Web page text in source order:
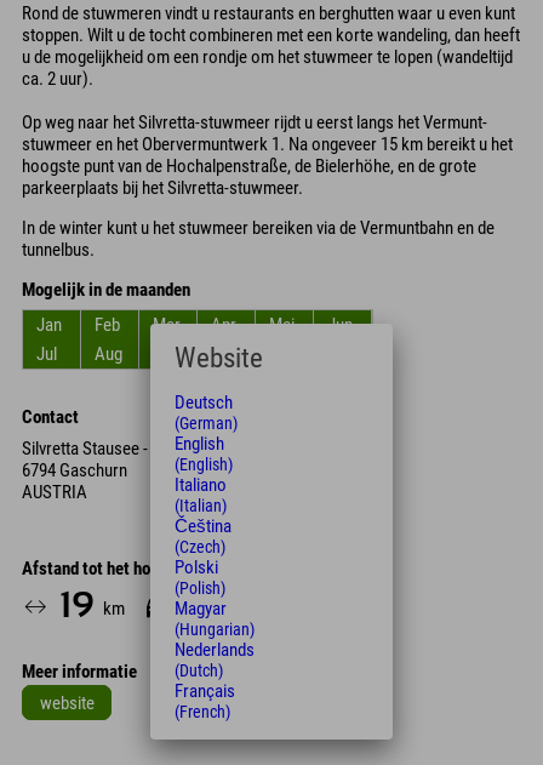
Rond de stuwmeren vindt u restaurants en berghutten waar u even kunt
stoppen. Wilt u de tocht combineren met een korte wandeling, dan heeft
u de mogelijkheid om een rondje om het stuwmeer te lopen (wandeltijd
ca. 2 uur).
Op weg naar het Silvretta-stuwmeer rijdt u eerst langs het Vermunt-
stuwmeer en het Obervermuntwerk 1. Na ongeveer 15 km bereikt u het
hoogste punt van de Hochalpenstraße, de Bielerhöhe, en de grote
parkeerplaats bij het Silvretta-stuwmeer.
In de winter kunt u het stuwmeer bereiken via de Vermuntbahn en de
tunnelbus.
Mogelijk in de maanden
Jan
Feb Mar Apr Mei
Jun
Jul
Aug Sep Okt
Contact
Silvretta Stausee - Parkplatz
6794 Gaschurn
AUSTRIA
Afstand tot het hotel
19 km 28
Meer informatie
website
Leaflet| Map data © OpenStreetMap contributors
Website
Deutsch
(German)
English
(English)
Italiano
(Italian)
Čeština
(Czech)
Polski
(Polish)
Magyar
(Hungarian)
Nederlands
(Dutch)
Français
(French)